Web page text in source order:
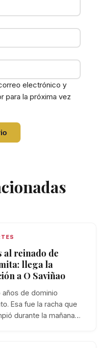
electrónico y
para la próxima vez
al reinado de
llega la
a O Saviñao
años de dominio
Esa fue la racha que
durante la mañana…